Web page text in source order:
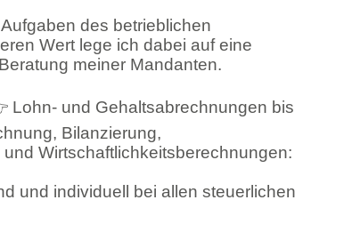
des betrieblichen
Wert lege ich dabei auf eine
meiner Mandanten.
Lohn- und Gehaltsabrechnungen bis
Bilanzierung,
Wirtschaftlichkeitsberechnungen:
und individuell bei allen steuerlichen